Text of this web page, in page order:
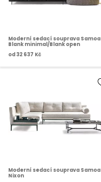
Moderní sedací souprava Samoa
Blank minimal/Blank open
od 32 637 Kč
Moderní sedací souprava Samoa
Nixon